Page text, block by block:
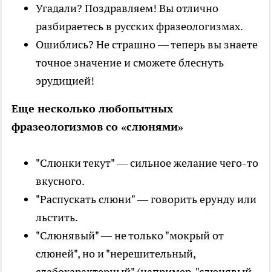
Угадали? Поздравляем! Вы отлично
разбираетесь в русских фразеологизмах.
Ошиблись? Не страшно — теперь вы знаете
точное значение и сможете блеснуть
эрудицией!
Еще несколько любопытных
фразеологизмов со «слюнями»
"Слюнки текут" — сильное желание чего-то
вкусного.
"Распускать слюни" — говорить ерунду или
льстить.
"Слюнявый" — не только "мокрый от
слюней", но и "нерешительный,